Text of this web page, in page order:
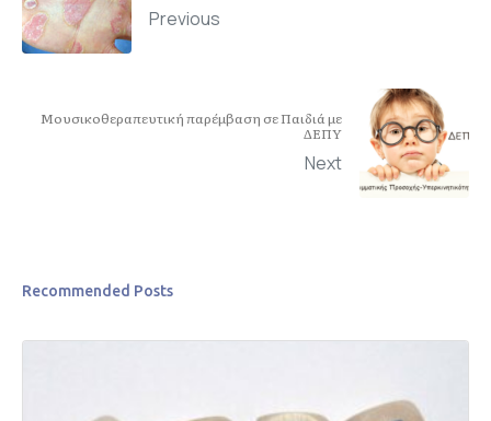
Previous
Μουσικοθεραπευτική παρέμβαση σε Παιδιά με
ΔΕΠΥ
Next
Recommended Posts